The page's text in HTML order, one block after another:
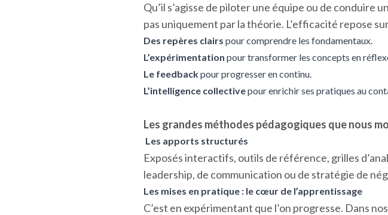
Qu’il s’agisse de piloter une équipe ou de conduire
pas uniquement par la théorie. L’efficacité repose
Des repères clairs pour comprendre les fondamentaux.
L’expérimentation pour transformer les concepts en
Le feedbackpour progresser en continu.
L’intelligence collectivepour enrichir ses pratiques au
Les grandes méthodes pédagogiques que nous
Les apports structurés
Exposés interactifs, outils de référence, grilles
leadership, de communication ou de stratégie de
Les mises en pratique : le cœur de l’apprentissage
C’est en expérimentant que l’on progresse. Dans